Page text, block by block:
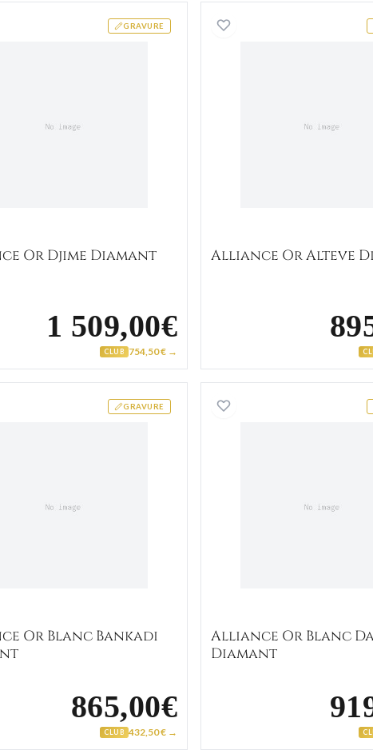
GRAVURE
Alliance Or Djime Diamant
Or Djime Diamant
1 509,00€
CLUB 754,50 € →
Alliance
Alliance Or Alteve
GRAVURE
Alliance Or Blanc Bankadi Diamant
Or Blanc Bankadi
865,00€
CLUB 432,50 € →
Alliance Or Blanc
Diamant